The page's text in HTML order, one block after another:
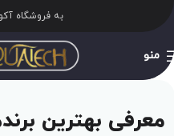
به فروشگاه
منو
معرفی بهترین